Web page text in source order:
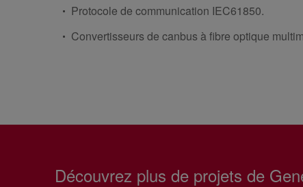
Protocole de communication IEC61850.
Convertisseurs de canbus à fibre optique
Découvrez plus de projets de